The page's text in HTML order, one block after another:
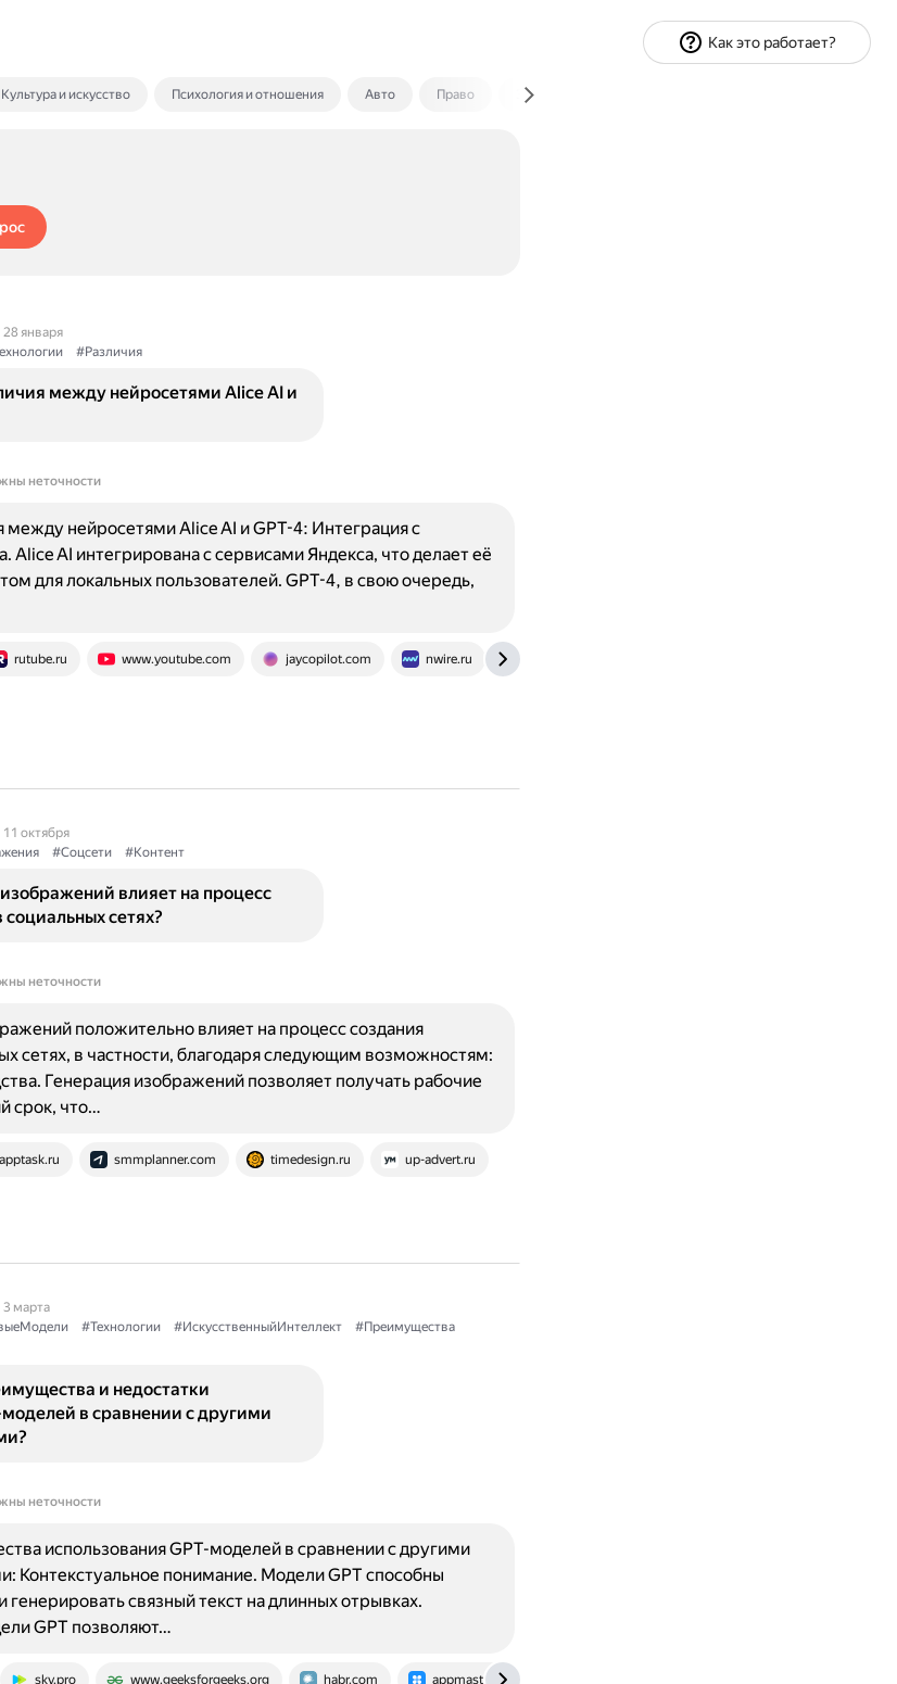
Культура и искусство Психология и отношения Авто Право Экономика и финансы
28 января
#Различия
между нейросетями Alice AI и
неточности
rutube.ru www.youtube.com jaycopilot.com nwire.ru
нейросетями Alice AI и GPT-4: Интеграция с
Alice AI интегрирована с сервисами Яндекса, что делает её
для локальных пользователей. GPT-4, в свою очередь,
11 октября
#Соцсети #Контент
влияет на процесс
сетях?
неточности
apptask.ru smmplanner.com timedesign.ru up-advert.ru
положительно влияет на процесс создания
сетях, в частности, благодаря следующим возможностям:
Генерация изображений позволяет получать рабочие
срок, что…
3 марта
#Технологии #ИскусственныйИнтеллект
#Преимущества
и недостатки
в сравнении с другими
неточности
sky.pro www.geeksforgeeks.org habr.com appmaster.io
использования GPT-моделей в сравнении с другими
Контекстуальное понимание. Модели GPT способны
генерировать связный текст на длинных отрывках.
GPT позволяют…
Как это работает?